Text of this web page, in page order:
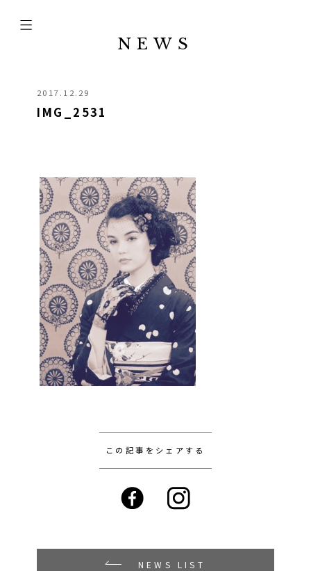
NEWS
2017.12.29
IMG_2531
この記事をシェアする
NEWS LIST